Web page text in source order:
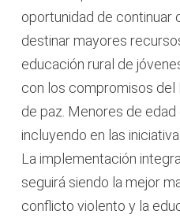
oportunidad de
destinar mayores
educación rural de
con los compromisos del
de paz. Menores de
incluyendo en las
La implementación
seguirá siendo la mejor
conflicto violento y la